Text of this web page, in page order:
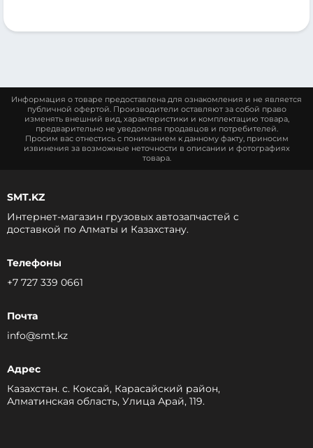
Информация о товаре предоставлена для ознакомления и не является
публичной офертой. Производители оставляют за собой право
изменять внешний вид, характеристики и комплектацию товара,
предварительно не уведомляя продавцов и потребителей.
Просим вас отнестись с пониманием к данному факту, приносим
извинения за возможные неточности в описании и фотографиях
товара.
SMT.KZ
Интернет-магазин грузовых автозапчастей c
доставкой по Алматы и Казахстану.
Телефоны
+7 727 339 0661
Почта
info@smt.kz
Адрес
Казахстан. с. Коксай, Карасайский район,
Алматинская область, Улица Арай, 119.